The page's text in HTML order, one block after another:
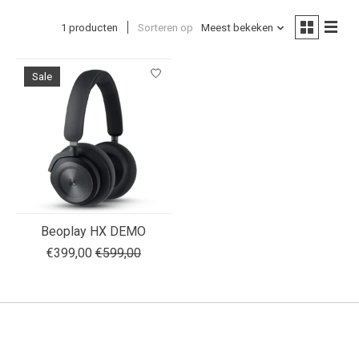
1 producten Sorteren op Meest bekeken
Sale
Beoplay HX DEMO
€399,00 €599,00